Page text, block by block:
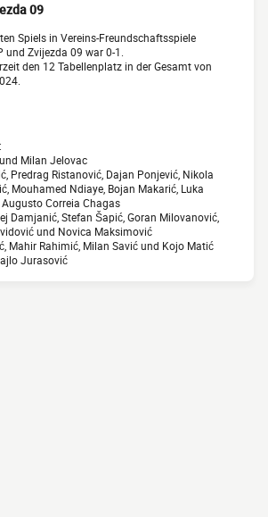
09
Spiels in Vereins-Freundschaftsspiele
und Zvijezda 09 war 0-1.
den 12 Tabellenplatz in der Gesamt von
Milan Jelovac
Predrag Ristanović, Dajan Ponjević, Nikola
Mouhamed Ndiaye, Bojan Makarić, Luka
Correia Chagas
Damjanić, Stefan Šapić, Goran Milovanović,
und Novica Maksimović
Mahir Rahimić, Milan Savić und Kojo Matić
Jurasović